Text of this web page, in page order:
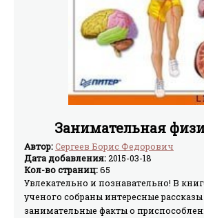
Занимательная
Автор:Сергеев Борис Федорович
Дата добавления:2015-03-18
Кол-во страниц:65
Увлекательно и познавательно! В
ученого собраны интересные рассказы
занимательные факты о